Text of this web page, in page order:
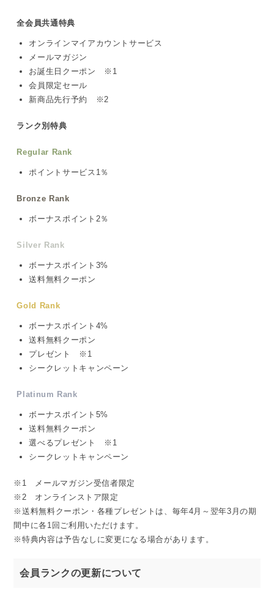
全会員共通特典
オンラインマイアカウントサービス
メールマガジン
お誕生日クーポン ※1
会員限定セール
新商品先行予約 ※2
ランク別特典
Regular Rank
ポイントサービス1％
Bronze Rank
ボーナスポイント2％
Silver Rank
ボーナスポイント3%
送料無料クーポン
Gold Rank
ボーナスポイント4%
送料無料クーポン
プレゼント ※1
シークレットキャンペーン
Platinum Rank
ボーナスポイント5%
送料無料クーポン
選べるプレゼント ※1
シークレットキャンペーン
※1 メールマガジン受信者限定
※2 オンラインストア限定
※送料無料クーポン・各種プレゼントは、毎年4月～翌年3月の期
間中に各1回ご利用いただけます。
※特典内容は予告なしに変更になる場合があります。
会員ランクの更新について